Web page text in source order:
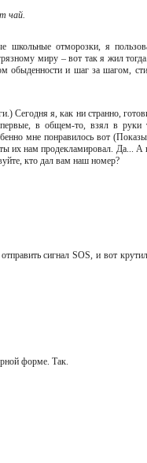
чай.
школьные отморозки, я
миру – вот так я жил
обыденности и шаг за шагом,
Сегодня я, как ни странно,
в общем-то, взял в руки
мне понравилось вот
их нам продекламировал. Да... А
кто дал вам наш номер?
сигнал SOS, и вот
форме. Так.